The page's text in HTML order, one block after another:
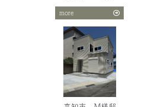
more